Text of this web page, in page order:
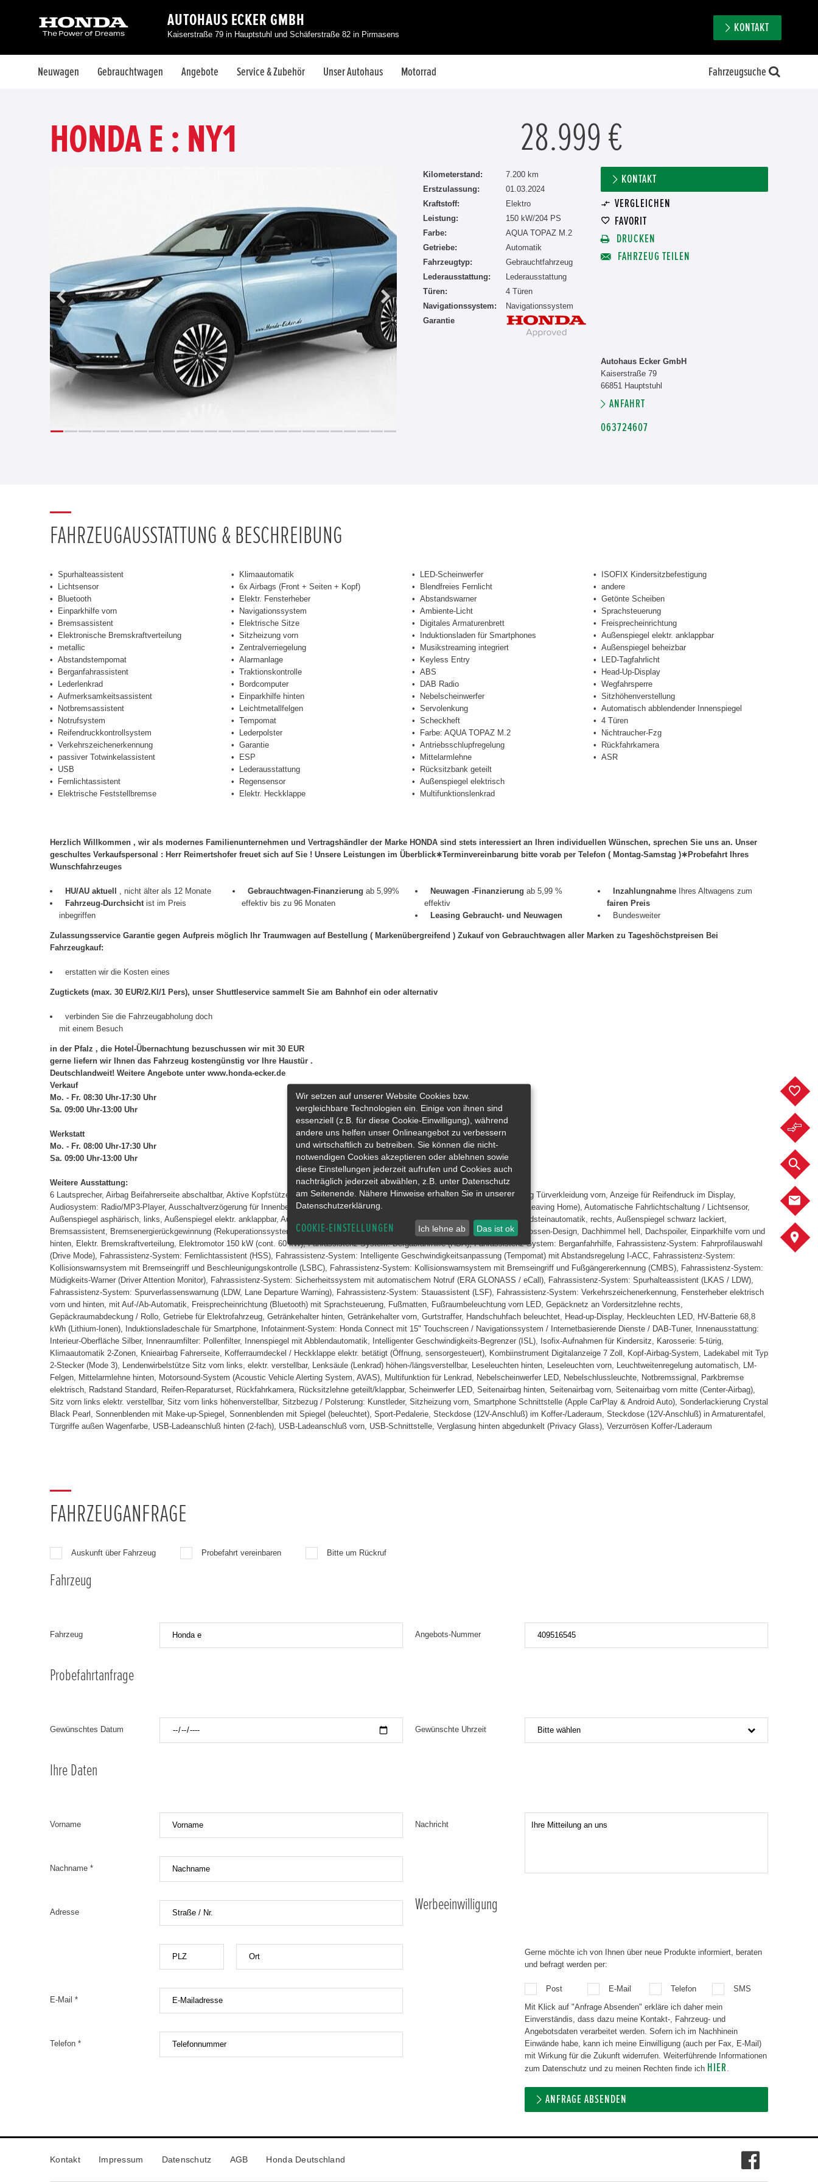
AUTOHAUS ECKER GMBH
Kaiserstraße 79 in Hauptstuhl und Schäferstraße 82 in Pirmasens
KONTAKT
Neuwagen Gebrauchtwagen Angebote Service & Zubehör Unser Autohaus Motorrad Fahrzeugsuche
HONDA E : NY1 28.999 €
Kilometerstand:
7.200 km
Erstzulassung:
01.03.2024
Kraftstoff:
Elektro
Leistung:
150 kW/204 PS
Farbe:
AQUA TOPAZ M.2
Getriebe:
Automatik
Fahrzeugtyp:
Gebrauchtfahrzeug
Lederausstattung:
Lederausstattung
Türen:
4 Türen
Navigationssystem:
Navigationssystem
Garantie
KONTAKT
VERGLEICHEN
FAVORIT
DRUCKEN
FAHRZEUG TEILEN
Autohaus Ecker GmbH
Kaiserstraße 79
66851 Hauptstuhl
ANFAHRT
063724607
FAHRZEUGAUSSTATTUNG & BESCHREIBUNG
Spurhalteassistent
Lichtsensor
Bluetooth
Einparkhilfe vorn
Bremsassistent
Elektronische Bremskraftverteilung
metallic
Abstandstempomat
Berganfahrassistent
Lederlenkrad
Aufmerksamkeitsassistent
Notbremsassistent
Notrufsystem
Reifendruckkontrollsystem
Verkehrszeichenerkennung
passiver Totwinkelassistent
USB
Fernlichtassistent
Elektrische Feststellbremse
Klimaautomatik
6x Airbags (Front + Seiten + Kopf)
Elektr. Fensterheber
Navigationssystem
Elektrische Sitze
Sitzheizung vorn
Zentralverriegelung
Alarmanlage
Traktionskontrolle
Bordcomputer
Einparkhilfe hinten
Leichtmetallfelgen
Tempomat
Lederpolster
Garantie
ESP
Lederausstattung
Regensensor
Elektr. Heckklappe
LED-Scheinwerfer
Blendfreies Fernlicht
Abstandswarner
Ambiente-Licht
Digitales Armaturenbrett
Induktionsladen für Smartphones
Musikstreaming integriert
Keyless Entry
ABS
DAB Radio
Nebelscheinwerfer
Servolenkung
Scheckheft
Farbe: AQUA TOPAZ M.2
Antriebsschlupfregelung
Mittelarmlehne
Rücksitzbank geteilt
Außenspiegel elektrisch
Multifunktionslenkrad
ISOFIX Kindersitzbefestigung
andere
Getönte Scheiben
Sprachsteuerung
Freisprecheinrichtung
Außenspiegel elektr. anklappbar
Außenspiegel beheizbar
LED-Tagfahrlicht
Head-Up-Display
Wegfahrsperre
Sitzhöhenverstellung
Automatisch abblendender Innenspiegel
4 Türen
Nichtraucher-Fzg
Rückfahrkamera
ASR
Herzlich Willkommen , wir als modernes Familienunternehmen und Vertragshändler der Marke HONDA sind stets interessiert an Ihren individuellen Wünschen, sprechen Sie uns an. Unser
geschultes Verkaufspersonal : Herr Reimertshofer freuet sich auf Sie ! Unsere Leistungen im Überblick∗Terminvereinbarung bitte vorab per Telefon ( Montag-Samstag )∗Probefahrt Ihres
Wunschfahrzeuges
HU/AU aktuell
, nicht älter als 12 Monate
Fahrzeug-Durchsichtist im Preis
inbegriffen
Gebrauchtwagen-Finanzierung ab 5,99%
effektiv bis zu 96 Monaten
Neuwagen -Finanzierung ab 5,99 %
effektiv
Leasing Gebraucht- und Neuwagen
Inzahlungnahme Ihres Altwagens zum
fairen Preis
Bundesweiter
Zulassungsservice Garantie gegen Aufpreis möglich Ihr Traumwagen auf Bestellung ( Markenübergreifend ) Zukauf von Gebrauchtwagen aller Marken zu Tageshöchstpreisen Bei
Fahrzeugkauf:
erstatten wir die Kosten eines
Zugtickets (max. 30 EUR/2.Kl/1 Pers), unser Shuttleservice sammelt Sie am Bahnhof ein oder alternativ
verbinden Sie die Fahrzeugabholung doch
mit einem Besuch
in der Pfalz , die Hotel-Übernachtung bezuschussen wir mit 30 EUR
gerne liefern wir Ihnen das Fahrzeug kostengünstig vor Ihre Haustür .
Deutschlandweit! Weitere Angebote unter www.honda-ecker.de
Verkauf
Mo. - Fr. 08:30 Uhr-17:30 Uhr
Sa. 09:00 Uhr-13:00 Uhr
Werkstatt
Mo. - Fr. 08:00 Uhr-17:30 Uhr
Sa. 09:00 Uhr-13:00 Uhr
Weitere Ausstattung:
6 Lautsprecher, Airbag Beifahrerseite abschaltbar, Aktive Kopfstützen vorn, Ambiente-Beleuchtung Armaturenbrett, Ambiente-Beleuchtung Türverkleidung vorn, Anzeige für Reifendruck im Display,
Audiosystem: Radio/MP3-Player, Ausschaltverzögerung für Innenbeleuchtung, Autom. Begleitfunktion der Beleuchtung (Coming Home, Leaving Home), Automatische Fahrlichtschaltung / Lichtsensor,
Außenspiegel asphärisch, links, Außenspiegel elektr. anklappbar, Außenspiegel elektr. verstell- und heizbar, beide, Außenspiegel mit Bordsteinautomatik, rechts, Außenspiegel schwarz lackiert,
Bremsassistent, Bremsenergierückgewinnung (Rekuperationssystem), Brillenhalter im Dachhimmel integriert, Dachantenne im Haifischflossen-Design, Dachhimmel hell, Dachspoiler, Einparkhilfe vorn und
hinten, Elektr. Bremskraftverteilung, Elektromotor 150 kW (cont. 60 kW), Fahrassistenz-System: Bergabfahrhilfe (HDA), Fahrassistenz-System: Berganfahrhilfe, Fahrassistenz-System: Fahrprofilauswahl
(Drive Mode), Fahrassistenz-System: Fernlichtassistent (HSS), Fahrassistenz-System: Intelligente Geschwindigkeitsanpassung (Tempomat) mit Abstandsregelung I-ACC, Fahrassistenz-System:
Kollisionswarnsystem mit Bremseingriff und Beschleunigungskontrolle (LSBC), Fahrassistenz-System: Kollisionswarnsystem mit Bremseingriff und Fußgängererkennung (CMBS), Fahrassistenz-System:
Müdigkeits-Warner (Driver Attention Monitor), Fahrassistenz-System: Sicherheitssystem mit automatischem Notruf (ERA GLONASS / eCall), Fahrassistenz-System: Spurhalteassistent (LKAS / LDW),
Fahrassistenz-System: Spurverlassenswarnung (LDW, Lane Departure Warning), Fahrassistenz-System: Stauassistent (LSF), Fahrassistenz-System: Verkehrszeichenerkennung, Fensterheber elektrisch
vorn und hinten, mit Auf-/Ab-Automatik, Freisprecheinrichtung (Bluetooth) mit Sprachsteuerung, Fußmatten, Fußraumbeleuchtung vorn LED, Gepäcknetz an Vordersitzlehne rechts,
Gepäckraumabdeckung / Rollo, Getriebe für Elektrofahrzeug, Getränkehalter hinten, Getränkehalter vorn, Gurtstraffer, Handschuhfach beleuchtet, Head-up-Display, Heckleuchten LED, HV-Batterie 68,8
kWh (Lithium-Ionen), Induktionsladeschale für Smartphone, Infotainment-System: Honda Connect mit 15" Touchscreen / Navigationssystem / Internetbasierende Dienste / DAB-Tuner, Innenausstattung:
Interieur-Oberfläche Silber, Innenraumfilter: Pollenfilter, Innenspiegel mit Abblendautomatik, Intelligenter Geschwindigkeits-Begrenzer (ISL), Isofix-Aufnahmen für Kindersitz, Karosserie: 5-türig,
Klimaautomatik 2-Zonen, Knieairbag Fahrerseite, Kofferraumdeckel / Heckklappe elektr. betätigt (Öffnung, sensorgesteuert), Kombiinstrument Digitalanzeige 7 Zoll, Kopf-Airbag-System, Ladekabel mit Typ
2-Stecker (Mode 3), Lendenwirbelstütze Sitz vorn links, elektr. verstellbar, Lenksäule (Lenkrad) höhen-/längsverstellbar, Leseleuchten hinten, Leseleuchten vorn, Leuchtweitenregelung automatisch, LM-
Felgen, Mittelarmlehne hinten, Motorsound-System (Acoustic Vehicle Alerting System, AVAS), Multifunktion für Lenkrad, Nebelscheinwerfer LED, Nebelschlussleuchte, Notbremssignal, Parkbremse
elektrisch, Radstand Standard, Reifen-Reparaturset, Rückfahrkamera, Rücksitzlehne geteilt/klappbar, Scheinwerfer LED, Seitenairbag hinten, Seitenairbag vorn, Seitenairbag vorn mitte (Center-Airbag),
Sitz vorn links elektr. verstellbar, Sitz vorn links höhenverstellbar, Sitzbezug / Polsterung: Kunstleder, Sitzheizung vorn, Smartphone Schnittstelle (Apple CarPlay & Android Auto), Sonderlackierung Crystal
Black Pearl, Sonnenblenden mit Make-up-Spiegel, Sonnenblenden mit Spiegel (beleuchtet), Sport-Pedalerie, Steckdose (12V-Anschluß) im Koffer-/Laderaum, Steckdose (12V-Anschluß) in Armaturentafel,
Türgriffe außen Wagenfarbe, USB-Ladeanschluß hinten (2-fach), USB-Ladeanschluß vorn, USB-Schnittstelle, Verglasung hinten abgedunkelt (Privacy Glass), Verzurrösen Koffer-/Laderaum
FAHRZEUGANFRAGE
Auskunft über Fahrzeug Probefahrt vereinbaren Bitte um Rückruf
Fahrzeug
Fahrzeug Angebots-Nummer
Probefahrtanfrage
Gewünschtes Datum Gewünschte Uhrzeit Bitte wählen
Ihre Daten
Vorname
Nachname *
Adresse
E-Mail *
Telefon *
Nachricht
Werbeeinwilligung
Gerne möchte ich von Ihnen über neue Produkte informiert, beraten
und befragt werden per:
Post E-Mail Telefon
SMS
Mit Klick auf "Anfrage Absenden" erkläre ich daher mein
Einverständis, dass dazu meine Kontakt-, Fahrzeug- und
Angebotsdaten verarbeitet werden. Sofern ich im Nachhinein
Einwände habe, kann ich meine Einwilligung (auch per Fax, E-Mail)
mit Wirkung für die Zukunft widerrufen. Weiterführende Informationen
zum Datenschutz und zu meinen Rechten finde ich HIER.
ANFRAGE ABSENDEN
Kontakt Impressum Datenschutz AGB Honda Deutschland
Wir setzen auf unserer Website Cookies bzw.
vergleichbare Technologien ein. Einige von ihnen sind
essenziell (z.B. für diese Cookie-Einwilligung), während
andere uns helfen unser Onlineangebot zu verbessern
und wirtschaftlich zu betreiben. Sie können die nicht-
notwendigen Cookies akzeptieren oder ablehnen sowie
diese Einstellungen jederzeit aufrufen und Cookies auch
nachträglich jederzeit abwählen, z.B. unter Datenschutz
am Seitenende. Nähere Hinweise erhalten Sie in unserer
Datenschutzerklärung.
COOKIE-EINSTELLUNGEN Ich lehne ab Das ist ok